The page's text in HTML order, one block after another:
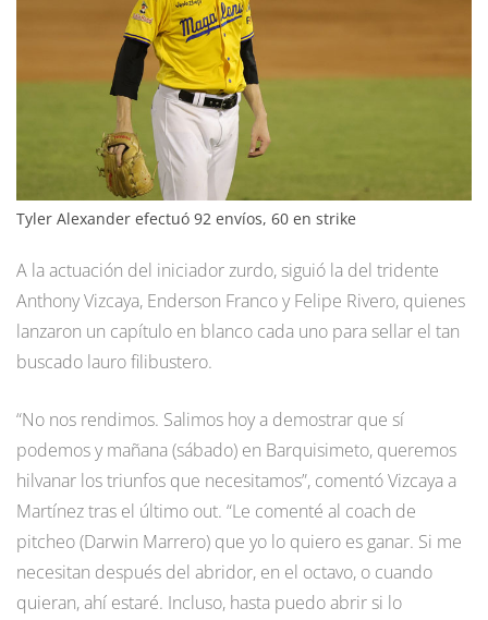
Tyler Alexander efectuó 92 envíos, 60 en strike
A la actuación del iniciador zurdo, siguió la del tridente
Anthony Vizcaya, Enderson Franco y Felipe Rivero, quienes
lanzaron un capítulo en blanco cada uno para sellar el tan
buscado lauro filibustero.
“No nos rendimos. Salimos hoy a demostrar que sí
podemos y mañana (sábado) en Barquisimeto, queremos
hilvanar los triunfos que necesitamos”, comentó Vizcaya a
Martínez tras el último out. “Le comenté al coach de
pitcheo (Darwin Marrero) que yo lo quiero es ganar. Si me
necesitan después del abridor, en el octavo, o cuando
quieran, ahí estaré. Incluso, hasta puedo abrir si lo